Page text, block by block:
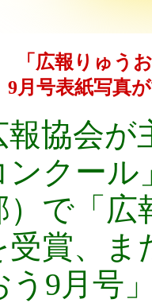
「広報りゅう
9月号表紙写真
協会が
ンクー
）で「
受賞、ま
う9月号